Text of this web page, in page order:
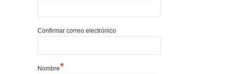
Confirmar correo electrónico
Nombre*